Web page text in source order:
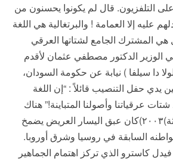
التلفزيون. قال لم يكونوا يحسنون من
عليه إلا العمامة ! والبرتغالية هي اللغة
هي المشترك الجامع لشتاتها العرقي
الوزير الدكتور مصطفي عثمان لأقدم
دا سيلفا ) نيابة عن حكومة السودان،
حفل التنصيب قائلاً : “إن اللغة
عرقياتنا وأصولنا المتباينة!” هناك
وفي بدايات الألفية الثالثة)٢٠٠٣)كان عبق اليسار العريض يضمخ
السابقة في روسيا وشرق أوروبا.
كاسترو الذي تركز اهتمام الجماهير